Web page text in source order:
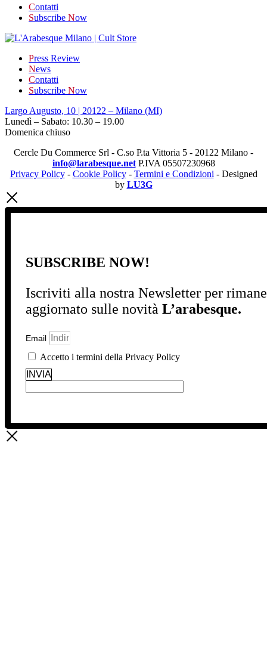
Contatti
Subscribe Now
Press Review
News
Contatti
Subscribe Now
Largo Augusto, 10 | 20122 – Milano (MI)
Lunedì – Sabato: 10.30 – 19.00
Domenica chiuso
Cercle Du Commerce Srl - C.so P.ta Vittoria 5 - 20122 Milano -
info@larabesque.netP.IVA 05507230968
Privacy Policy- Cookie Policy- Termini e Condizioni - Designed
by LU3G
SUBSCRIBE NOW!
Iscriviti alla nostra Newsletter per
aggiornato sulle novità L’arabesque.
Email
Accetto i termini della Privacy Policy
INVIA